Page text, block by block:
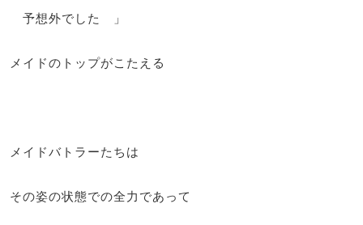
予想外でした 」
メイドのトップがこたえる
メイドバトラーたちは
その姿の状態での全力であって